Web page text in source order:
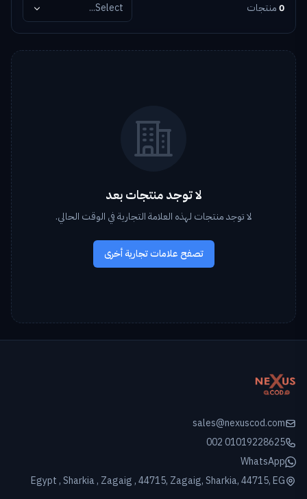
0منتجات Select...
لا توجد منتجات بعد
لا توجد منتجات لهذه العلامة التجارية في الوقت الحالي.
تصفح علامات تجارية أخرى
sales@nexuscod.com
002 01019228625
WhatsApp
Egypt , Sharkia , Zagaig , 44715, Zagaig, Sharkia, 44715, EG